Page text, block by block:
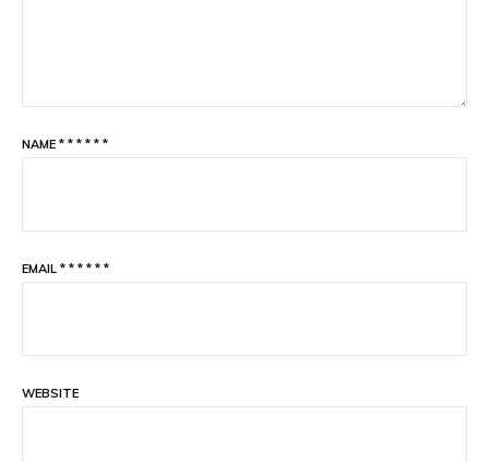
NAME * * * * * *
EMAIL * * * * * *
WEBSITE